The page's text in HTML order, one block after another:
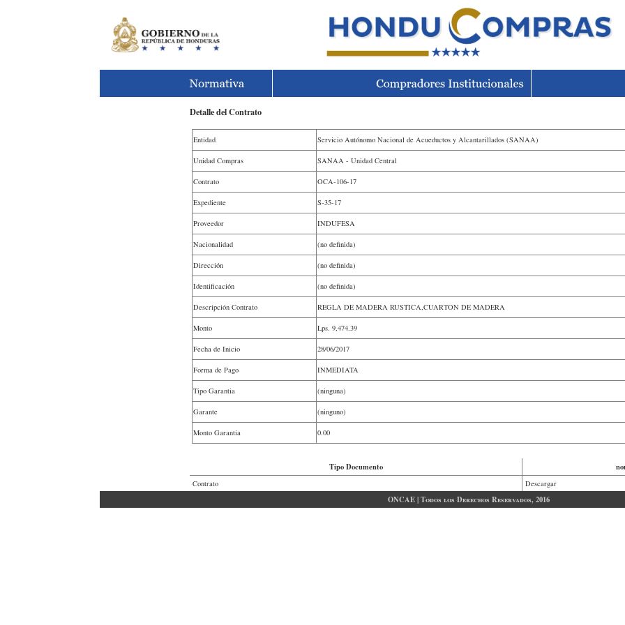
Detalle del Contrato
Entidad Servicio Autónomo Nacional de Acueductos y Alcantarillados (SANAA)
Unidad Compras SANAA - Unidad Central
Contrato OCA-106-17
Expediente S-35-17
Proveedor INDUFESA
Nacionalidad (no definida)
Dirección (no definida)
Identificación (no definida)
Descripción Contrato REGLA DE MADERA RUSTICA,CUARTON DE MADERA
Monto Lps. 9,474.39
Fecha de Inicio 28/06/2017
Forma de Pago INMEDIATA
Tipo Garantia (ninguna)
Garante (ninguno)
Monto Garantia 0.00
Tipo Documento
Contrato Descargar
ONCAE | Todos los Derechos Reservados, 2016